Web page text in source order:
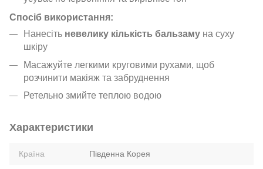
Спосіб використання:
Нанесіть невелику кількість бальзаму на суху
шкіру
Масажуйте легкими круговими рухами, щоб
розчинити макіяж та забруднення
Ретельно змийте теплою водою
Характеристики
Країна Південна Корея